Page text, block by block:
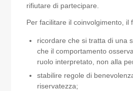
rifiutare di partecipare.
Per facilitare il coinvolgimento, il
ricordare che si tratta di una
che il comportamento
ruolo interpretato, non alla
stabilire regole di
riservatezza;